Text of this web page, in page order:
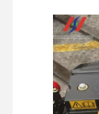
Główna
Wycieczka
Po Fabryce